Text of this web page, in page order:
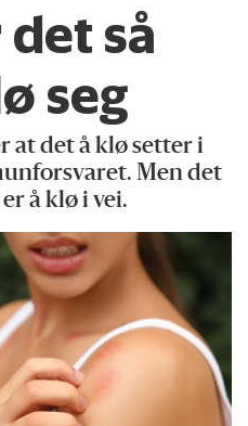
så
seg
at det å klø setter i
Men det
å klø i vei.